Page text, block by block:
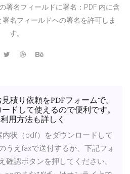
署名フィールドに署名：PDF 内に含
名フィールドへの署名を許可しま
す。
積り依頼をPDFフォームで。
ドして使えるので便利です。
用方法も詳しく
内状（pdf）をダウンロードして
うえfaxで送付するか、下記フォ
確認ボタンを押してください。